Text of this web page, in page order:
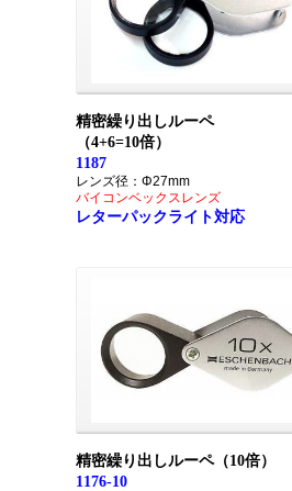
精密繰り出しルーペ
（4+6=10倍）
1187
レンズ径：Φ27mm
バイコンベックスレンズ
レターパックライト対応
精密繰り出しルーペ（10倍）
1176-10